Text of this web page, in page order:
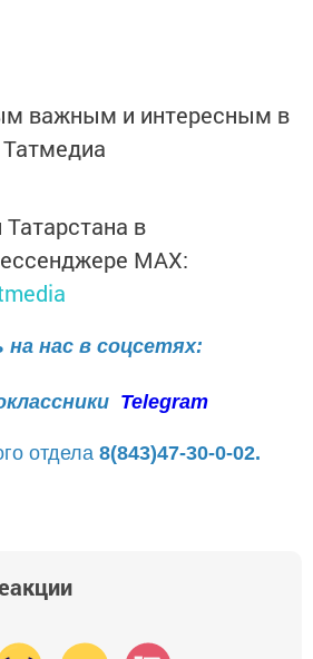
важным и интересным в
Татмедиа
в
MАХ:
нас в соцсетях:
Telegram
отдела 8(843)47-30-0-02.